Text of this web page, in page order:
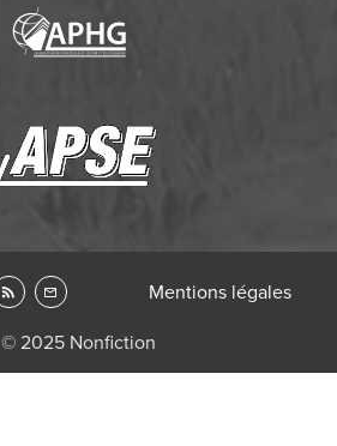
© 2025 Nonfiction
Mentions légales